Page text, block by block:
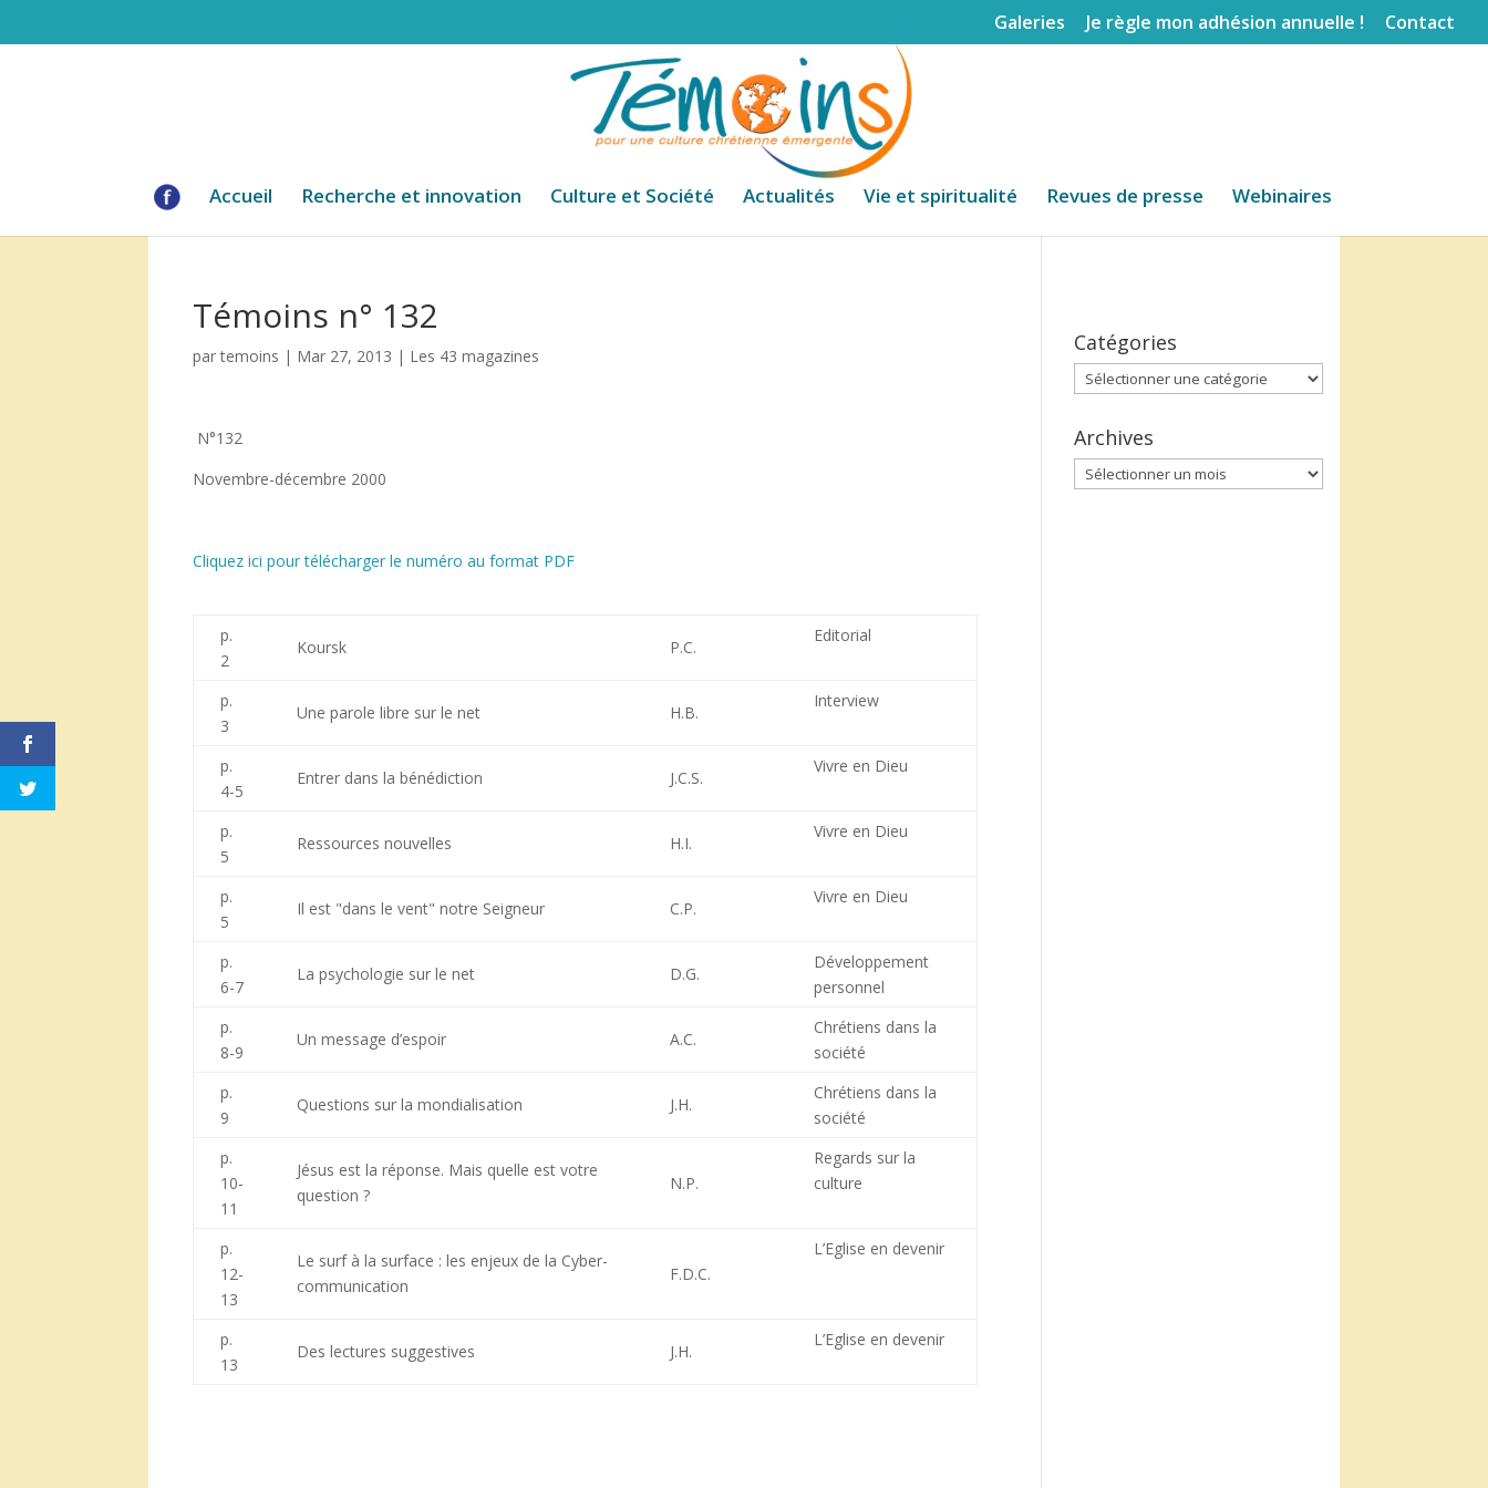
Galeries Je règle mon adhésion annuelle ! Contact
Accueil Recherche et innovation Culture et Société Actualités Vie et spiritualité Revues de presse Webinaires
Témoins n° 132
partemoins | Mar 27, 2013 | Les 43 magazines
N°132
Novembre-décembre 2000
Cliquez ici pour télécharger le numéro au format PDF
p.
2
Koursk P.C.
Editorial
p.
3
Une parole libre sur le net H.B.
Interview
p.
4-5
Entrer dans la bénédiction J.C.S.
Vivre en Dieu
p.
5
Ressources nouvelles H.I.
Vivre en Dieu
p.
5
Il est "dans le vent" notre Seigneur C.P.
Vivre en Dieu
p.
6-7
La psychologie sur le net D.G.
Développement
personnel
p.
8-9
Un message d’espoir A.C.
Chrétiens dans la
société
p.
9
Questions sur la mondialisation J.H.
Chrétiens dans la
société
p.
10-
11
Jésus est la réponse. Mais quelle est votre
question ?
N.P.
Regards sur la
culture
p.
12-
13
Le surf à la surface : les enjeux de la Cyber-
communication
F.D.C.
L’Eglise en devenir
p.
13
Des lectures suggestives J.H.
L’Eglise en devenir
Catégories
Catégories
Archives
Archives